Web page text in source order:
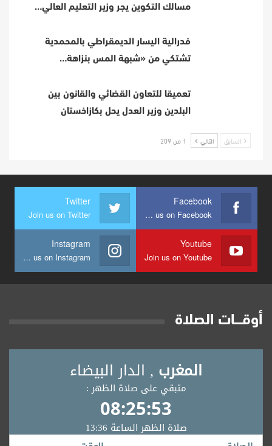
مسالك التكوين يجر وزير التعليم العالي…
فدرالية اليسار الديمقراطي بالمحمدية
تشتكي من «شبهة المس بنزاهة…
تعميقا للتعاون القضائي والقانون بين
البلدين وزير العدل يحل بكازاخستان
السابق التالي 1 من 209
Facebook
Join us on Facebook
Twitter
Join us on Twitter
Youtube
Join us on Youtube
Instagram
Join us on Instagram
أوقــــات الصلاة